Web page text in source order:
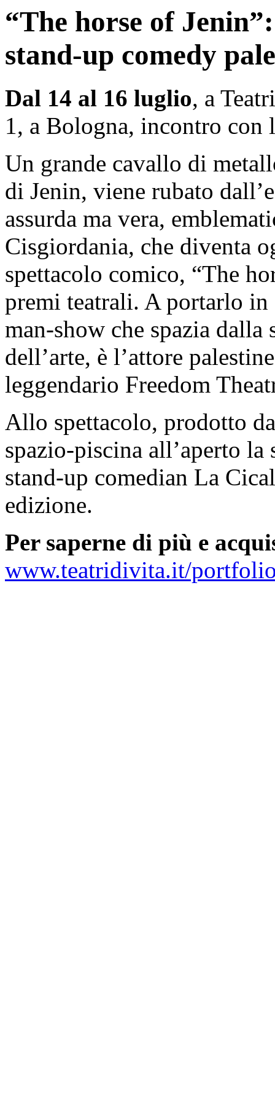
“The horse of
stand-up comedy
Dal 14 al 16 luglio, a
1, a Bologna, incontro con
Un grande cavallo di
di Jenin, viene rubato
assurda ma vera,
Cisgiordania, che diventa
spettacolo comico, “The
premi teatrali. A portarlo in
man-show che spazia
dell’arte, è l’attore
leggendario Freedom
Allo spettacolo, prodotto
spazio-piscina all’aperto la
stand-up comedian La
edizione.
Per saperne di più e
www.teatridivita.it/